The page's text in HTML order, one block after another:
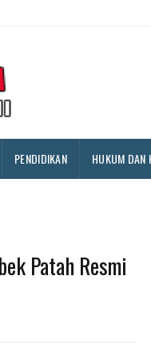
PENDIDIKAN HUKUM DAN
Patah Resmi